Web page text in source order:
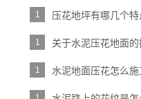
1 压花地坪有哪几个特
1 关于水泥压花地面
1 水泥地面压花怎么施